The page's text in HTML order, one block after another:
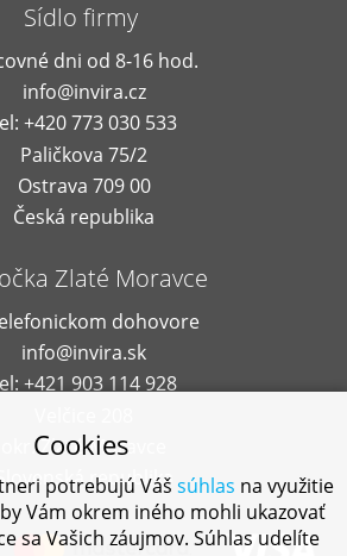
Sídlo firmy
dni od 8-16 hod.
info@invira.cz
+420 773 030 533
Paličkova 75/2
Ostrava 709 00
Česká republika
Zlaté Moravce
dohovore
info@invira.sk
+421 903 114 928
okr. Zlaté Moravce
republika
Cookies
potrebujú Váš súhlas na využitie
Vám okrem iného mohli ukazovať
sa Vašich záujmov. Súhlas udelíte